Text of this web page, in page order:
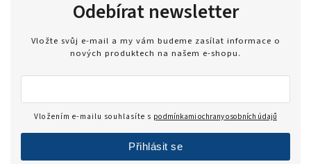
Odebírat newsletter
Vložte svůj e-mail a my vám budeme zasílat informace o
nových produktech na našem e-shopu.
Vložením e-mailu souhlasíte s podmínkami ochrany osobních údajů
Přihlásit se